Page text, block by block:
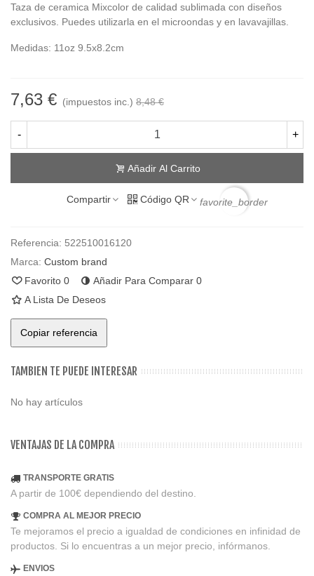
Taza de ceramica Mixcolor de calidad sublimada con diseños
exclusivos. Puedes utilizarla en el microondas y en lavavajillas.
Medidas: 11oz 9.5x8.2cm
7,63 € (impuestos inc.) 8,48 €
- +
Añadir Al Carrito
Compartir Código QR favorite_border
Referencia: 522510016120
Marca: Custom brand
Favorito 0 Añadir Para Comparar 0
A Lista De Deseos
Copiar referencia
TAMBIEN TE PUEDE INTERESAR
No hay artículos
VENTAJAS DE LA COMPRA
TRANSPORTE GRATIS
A partir de 100€ dependiendo del destino.
COMPRA AL MEJOR PRECIO
Te mejoramos el precio a igualdad de condiciones en infinidad de
productos. Si lo encuentras a un mejor precio, infórmanos.
ENVIOS